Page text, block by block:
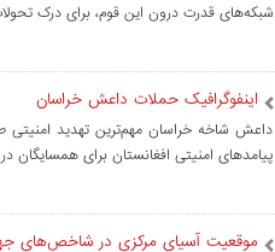
شبکه‌های قدرت درون این قوم، برای درک
اینفوگرافیک حملات داعش خراسان
داعش شاخه خراسان مهم‌ترین تهدید
پیامدهای امنیتی افغانستان برای همسایگان در
موقعیت آسیای مرکزی در شاخص‌های